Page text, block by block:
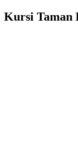
Kursi Taman